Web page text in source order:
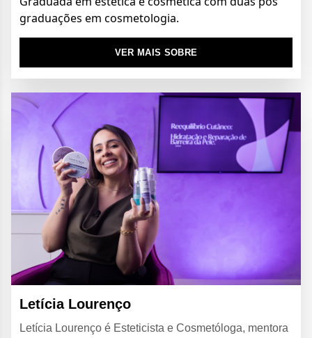
graduações em cosmetologia.
VER MAIS SOBRE
Letícia Lourenço
Letícia Lourenço é Esteticista e Cosmetóloga, mentora